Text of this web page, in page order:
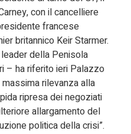
con il cancelliere
francese
britannico Keir Starmer.
della Penisola
– ha riferito ieri Palazzo
rilevanza alla
ripresa dei negoziati
allargamento del
politica della crisi”.